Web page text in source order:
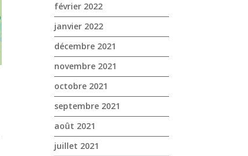
février 2022
janvier 2022
décembre 2021
novembre 2021
octobre 2021
septembre 2021
août 2021
juillet 2021